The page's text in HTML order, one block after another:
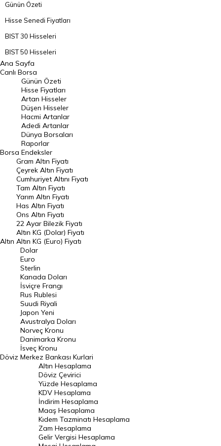
Günün Özeti
Hisse Senedi Fiyatları
BIST 30 Hisseleri
BIST 50 Hisseleri
BIST 100 Hisseleri
En Çok Artan Hisseler
En Çok Düşen Hisseler
Hacmi Artanlar
Geçmiş Kapanışlar
Dünya Borsaları
Raporlar
Endeksler
DÖVİZ
Döviz Kuru
Dolar Kuru
Euro Kuru
Pound Kuru
Frank Kuru
Riyal Kuru
Avustralya Doları
Danimarka Kronu Kuru
Kanada Doları Kuru
Norveç Kronu Kuru
İsveç Kronu Kuru
Japon Yeni Kuru
Serbest Piyasa Döviz Kurları
Merkez Bankası Döviz Kurları
Ana Sayfa
Canlı Borsa
Borsa
Günün Özeti
Hisse Fiyatları
Artan Hisseler
Düşen Hisseler
Hacmi Artanlar
Adedi Artanlar
Dünya Borsaları
Raporlar
Endeksler
Altın
Gram Altın Fiyatı
Çeyrek Altın Fiyatı
Cumhuriyet Altını Fiyatı
Tam Altın Fiyatı
Yarım Altın Fiyatı
Has Altın Fiyatı
Ons Altın Fiyatı
22 Ayar Bilezik Fiyatı
Altın KG (Dolar) Fiyatı
Altın KG (Euro) Fiyatı
Döviz
Dolar
Euro
Sterlin
Kanada Doları
İsviçre Frangı
Rus Rublesi
Suudi Riyali
Japon Yeni
Avustralya Doları
Norveç Kronu
Danimarka Kronu
İsveç Kronu
Merkez Bankası Kurlari
Altın Hesaplama
Döviz Çevirici
Yüzde Hesaplama
KDV Hesaplama
İndirim Hesaplama
Maaş Hesaplama
Kıdem Tazminatı Hesaplama
Zam Hesaplama
Gelir Vergisi Hesaplama